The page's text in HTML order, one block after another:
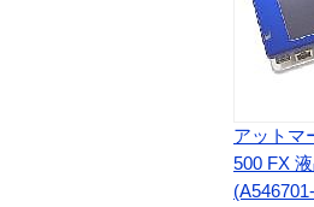
アットマ
500 FX